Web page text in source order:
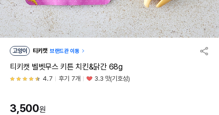
고양이 티키캣 브랜드관 이동
티키캣 벨벳무스 키튼 치킨&닭간 68g
4.7 후기 7개 3.3 맛(기호성)
3,500원